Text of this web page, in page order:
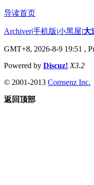
导读首页
Archiver|手机版|小黑屋|大
GMT+8, 2026-8-9 19:51 ,
Powered by Discuz! X3.2
© 2001-2013 Comsenz Inc.
返回顶部